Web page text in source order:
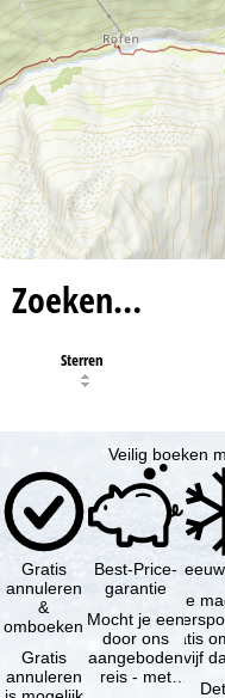
Zoeken…
Sterren
Veilig boeken
Gratis
annuleren
&
omboeken
Gratis
annuleren
Best-Price-
garantie
Mocht je een
door ons
aangeboden
reis - met
Je
gratis
als vijf